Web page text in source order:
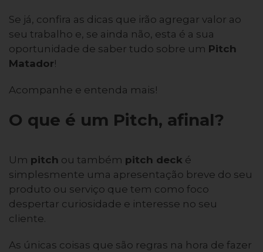
Se já, confira as dicas que irão agregar valor ao
seu trabalho e, se ainda não, esta é a sua
oportunidade de saber tudo sobre um Pitch
Matador!
Acompanhe e entenda mais!
O que é um Pitch, afinal?
Um pitch ou também pitch deck é
simplesmente uma apresentação breve do seu
produto ou serviço que tem como foco
despertar curiosidade e interesse no seu
cliente.
As únicas coisas que são regras na hora de fazer